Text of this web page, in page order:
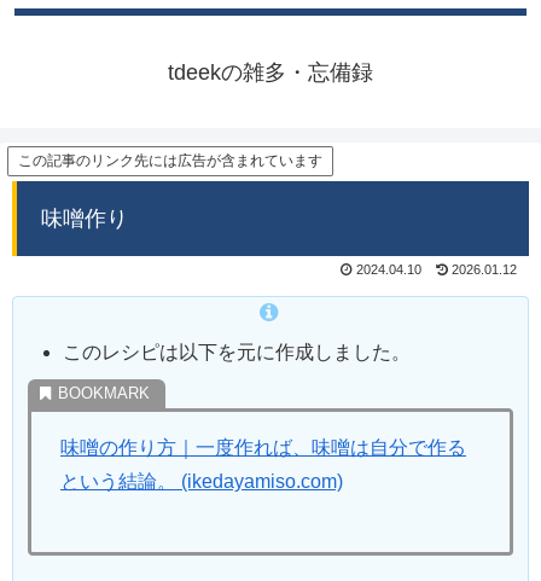
tdeekの雑多・忘備録
この記事のリンク先には広告が含まれています
味噌作り
2024.04.10 2026.01.12
このレシピは以下を元に作成しました。
味噌の作り方｜一度作れば、味噌は自分で作る
という結論。 (ikedayamiso.com)